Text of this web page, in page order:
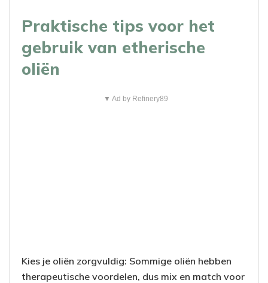
Praktische tips voor het
gebruik van etherische
oliën
▼ Ad by Refinery89
Kies je oliën zorgvuldig: Sommige oliën hebben
therapeutische voordelen, dus mix en match voor